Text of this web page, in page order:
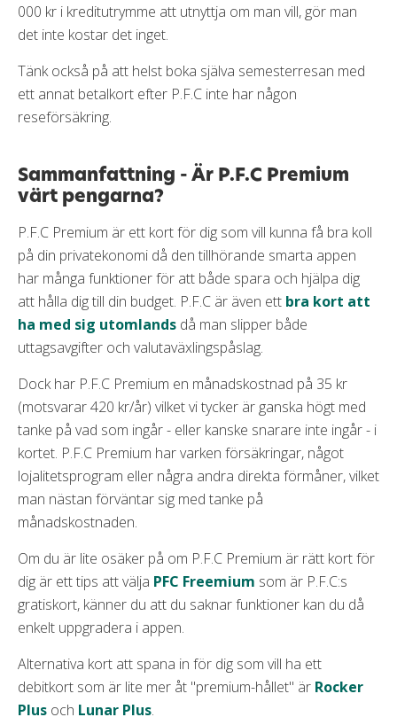
000 kr i kreditutrymme att utnyttja om man vill, gör man
det inte kostar det inget.
Tänk också på att helst boka själva semesterresan med
ett annat betalkort efter P.F.C inte har någon
reseförsäkring.
Sammanfattning - Är P.F.C Premium
värt pengarna?
P.F.C Premium är ett kort för dig som vill kunna få bra koll
på din privatekonomi då den tillhörande smarta appen
har många funktioner för att både spara och hjälpa dig
att hålla dig till din budget. P.F.C är även ett bra kort att
ha med sig utomlands då man slipper både
uttagsavgifter och valutaväxlingspåslag.
Dock har P.F.C Premium en månadskostnad på 35 kr
(motsvarar 420 kr/år) vilket vi tycker är ganska högt med
tanke på vad som ingår - eller kanske snarare inte ingår - i
kortet. P.F.C Premium har varken försäkringar, något
lojalitetsprogram eller några andra direkta förmåner, vilket
man nästan förväntar sig med tanke på
månadskostnaden.
Om du är lite osäker på om P.F.C Premium är rätt kort för
dig är ett tips att välja PFC Freemium som är P.F.C:s
gratiskort, känner du att du saknar funktioner kan du då
enkelt uppgradera i appen.
Alternativa kort att spana in för dig som vill ha ett
debitkort som är lite mer åt "premium-hållet" är Rocker
Plus och Lunar Plus.